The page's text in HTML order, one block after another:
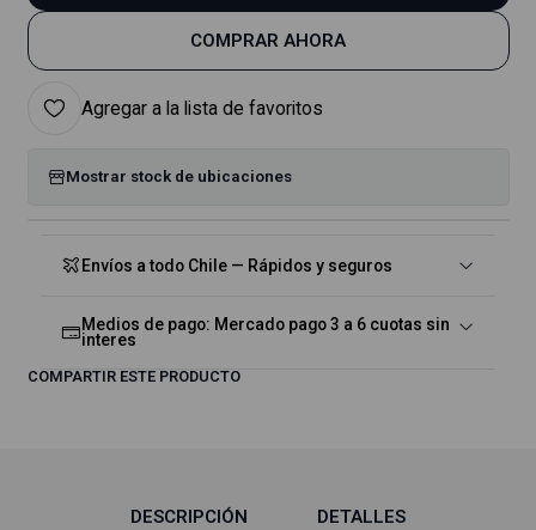
COMPRAR AHORA
Agregar a la lista de favoritos
Mostrar stock de ubicaciones
Envíos a todo Chile — Rápidos y seguros
Medios de pago: Mercado pago 3 a 6 cuotas sin
interes
COMPARTIR ESTE PRODUCTO
DESCRIPCIÓN DETALLES